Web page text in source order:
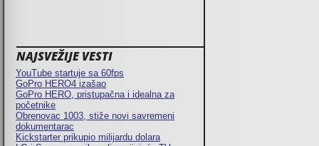
NAJSVEŽIJE VESTI
YouTube startuje sa 60fps
GoPro HERO4 izašao
GoPro HERO, pristupačna i idealna za
početnike
Obrenovac 1003, stiže novi savremeni
dokumentarac
Kickstarter prikupio milijardu dolara